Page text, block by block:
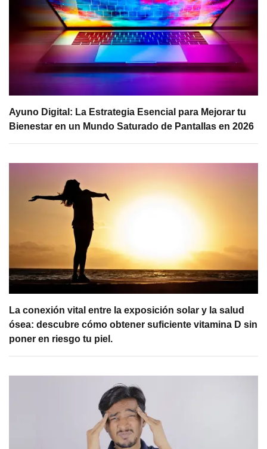
Ayuno Digital: La Estrategia Esencial para Mejorar tu
Bienestar en un Mundo Saturado de Pantallas en 2026
La conexión vital entre la exposición solar y la salud
ósea: descubre cómo obtener suficiente vitamina D sin
poner en riesgo tu piel.